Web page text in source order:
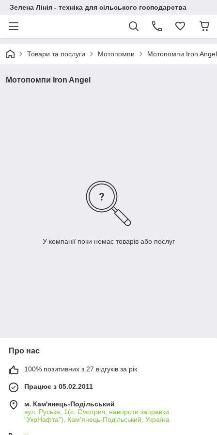
Зелена Лінія - техніка для сільського господарства
Товари та послуги Мотопомпи Мотопомпи Iron Angel
Мотопомпи Iron Angel
У компанії поки немає товарів або послуг
Про нас
100% позитивних з 27 відгуків за рік
Працює з 05.02.2011
м. Кам'янець-Подільський
вул. Руська, 1(с. Смотрич, навпроти заправки
"УкрНафта"), Кам'янець-Подільський, Україна